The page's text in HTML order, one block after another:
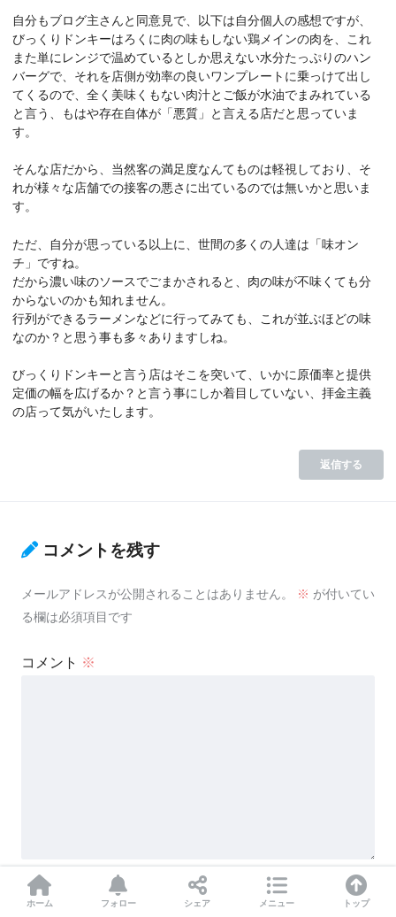
自分もブログ主さんと同意見で、以下は自分個人の感想ですが、
びっくりドンキーはろくに肉の味もしない鶏メインの肉を、これ
また単にレンジで温めているとしか思えない水分たっぷりのハン
バーグで、それを店側が効率の良いワンプレートに乗っけて出し
てくるので、全く美味くもない肉汁とご飯が水油でまみれている
と言う、もはや存在自体が「悪質」と言える店だと思っていま
す。
そんな店だから、当然客の満足度なんてものは軽視しており、そ
れが様々な店舗での接客の悪さに出ているのでは無いかと思いま
す。
ただ、自分が思っている以上に、世間の多くの人達は「味オン
チ」ですね。
だから濃い味のソースでごまかされると、肉の味が不味くても分
からないのかも知れません。
行列ができるラーメンなどに行ってみても、これが並ぶほどの味
なのか？と思う事も多々ありますしね。
びっくりドンキーと言う店はそこを突いて、いかに原価率と提供
定価の幅を広げるか？と言う事にしか着目していない、拝金主義
の店って気がいたします。
返信する
コメントを残す
メールアドレスが公開されることはありません。 ※ が付いてい
る欄は必須項目です
コメント ※
名前
ホーム フォロー シェア メニュー トップ